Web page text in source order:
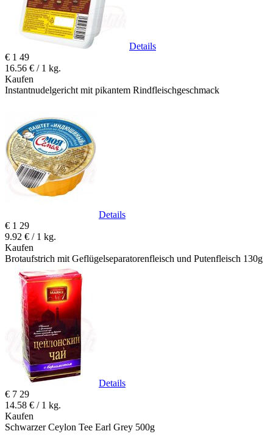
Details
€ 1 49
16.56 € / 1 kg.
Kaufen
Instantnudelgericht mit pikantem Rindfleischgeschmack
Details
€ 1 29
9.92 € / 1 kg.
Kaufen
Brotaufstrich mit Geflügelseparatorenfleisch und Putenfleisch 130g
Details
€ 7 29
14.58 € / 1 kg.
Kaufen
Schwarzer Ceylon Tee Earl Grey 500g